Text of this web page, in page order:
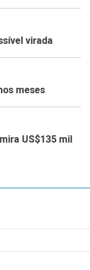
virada
meses
US$135 mil